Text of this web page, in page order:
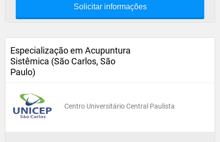
Solicitar informações
Especialização em Acupuntura
Sistêmica (São Carlos, São
Paulo)
Centro Universitário Central Paulista